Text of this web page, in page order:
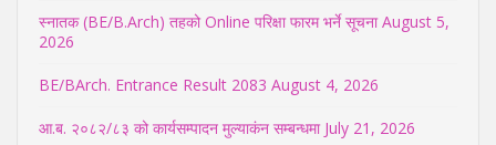
स्नातक (BE/B.Arch) तहको Online परिक्षा फारम भर्ने सूचना August 5,
2026
BE/BArch. Entrance Result 2083 August 4, 2026
आ.ब. २०८२/८३ को कार्यसम्पादन मुल्याकंन सम्बन्धमा July 21, 2026